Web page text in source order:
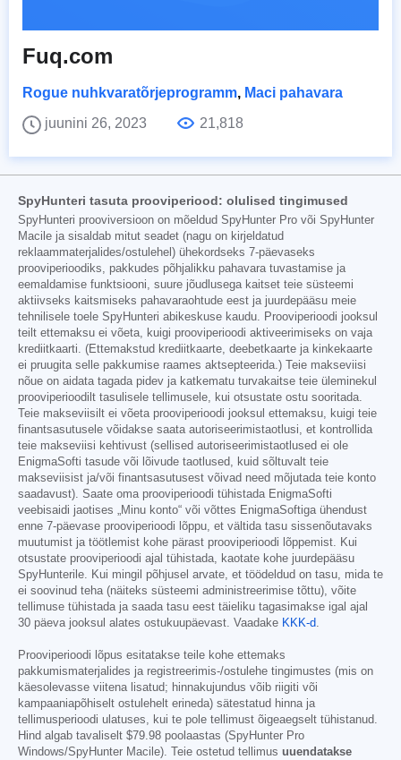
Fuq.com
Rogue nuhkvaratõrjeprogramm, Maci pahavara
juunini 26, 2023
21,818
SpyHunteri tasuta prooviperiood: olulised tingimused
SpyHunteri prooviversioon on mõeldud SpyHunter Pro või SpyHunter
Macile ja sisaldab mitut seadet (nagu on kirjeldatud
reklaammaterjalides/ostulehel) ühekordseks 7-päevaseks
prooviperioodiks, pakkudes põhjalikku pahavara tuvastamise ja
eemaldamise funktsiooni, suure jõudlusega kaitset teie süsteemi
aktiivseks kaitsmiseks pahavaraohtude eest ja juurdepääsu meie
tehnilisele toele SpyHunteri abikeskuse kaudu. Prooviperioodi jooksul
teilt ettemaksu ei võeta, kuigi prooviperioodi aktiveerimiseks on vaja
krediitkaarti. (Ettemakstud krediitkaarte, deebetkaarte ja kinkekaarte
ei pruugita selle pakkumise raames aktsepteerida.) Teie makseviisi
nõue on aidata tagada pidev ja katkematu turvakaitse teie üleminekul
prooviperioodilt tasulisele tellimusele, kui otsustate ostu sooritada.
Teie makseviisilt ei võeta prooviperioodi jooksul ettemaksu, kuigi teie
finantsasutusele võidakse saata autoriseerimistaotlusi, et kontrollida
teie makseviisi kehtivust (sellised autoriseerimistaotlused ei ole
EnigmaSofti tasude või lõivude taotlused, kuid sõltuvalt teie
makseviisist ja/või finantsasutusest võivad need mõjutada teie konto
saadavust). Saate oma prooviperioodi tühistada EnigmaSofti
veebisaidi jaotises „Minu konto“ või võttes EnigmaSoftiga ühendust
enne 7-päevase prooviperioodi lõppu, et vältida tasu sissenõutavaks
muutumist ja töötlemist kohe pärast prooviperioodi lõppemist. Kui
otsustate prooviperioodi ajal tühistada, kaotate kohe juurdepääsu
SpyHunterile. Kui mingil põhjusel arvate, et töödeldud on tasu, mida te
ei soovinud teha (näiteks süsteemi administreerimise tõttu), võite
tellimuse tühistada ja saada tasu eest täieliku tagasimakse igal ajal
30 päeva jooksul alates ostukuupäevast. Vaadake KKK-d.
Prooviperioodi lõpus esitatakse teile kohe ettemaks
pakkumismaterjalides ja registreerimis-/ostulehe tingimustes (mis on
käesolevasse viitena lisatud; hinnakujundus võib riigiti või
kampaaniapõhiselt ostulehelt erineda) sätestatud hinna ja
tellimusperioodi ulatuses, kui te pole tellimust õigeaegselt tühistanud.
Hind algab tavaliselt $79.98 poolaastas (SpyHunter Pro
Windows/SpyHunter Macile). Teie ostetud tellimus uuendatakse